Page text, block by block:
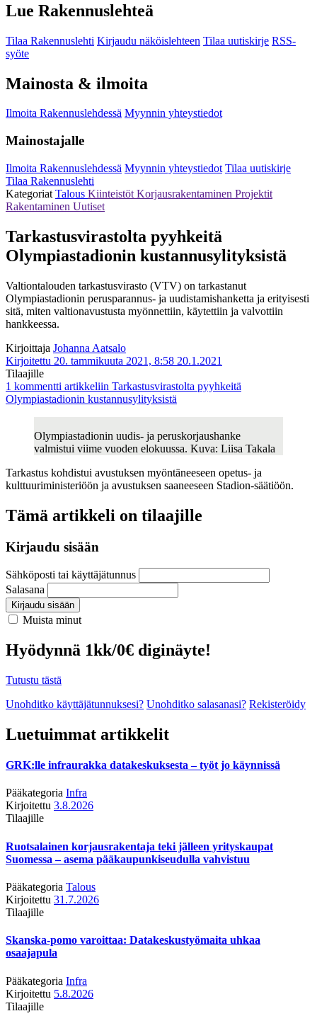
Lue Rakennuslehteä
Tilaa Rakennuslehti Kirjaudu näköislehteen Tilaa uutiskirje RSS-
syöte
Mainosta & ilmoita
Ilmoita Rakennuslehdessä Myynnin yhteystiedot
Mainostajalle
Ilmoita Rakennuslehdessä Myynnin yhteystiedot Tilaa uutiskirje
Tilaa Rakennuslehti
Kategoriat Talous Kiinteistöt Korjausrakentaminen Projektit
Rakentaminen Uutiset
Tarkastusvirastolta pyyhkeitä
Olympiastadionin kustannusylityksistä
Valtiontalouden tarkastusvirasto (VTV) on tarkastanut
Olympiastadionin perusparannus- ja uudistamishanketta ja erityisesti
sitä, miten valtionavustusta myönnettiin, käytettiin ja valvottiin
hankkeessa.
Kirjoittaja Johanna Aatsalo
Kirjoitettu 20. tammikuuta 2021, 8:58 20.1.2021
Tilaajille
1 kommentti artikkeliin Tarkastusvirastolta pyyhkeitä
Olympiastadionin kustannusylityksistä
Olympiastadionin uudis- ja peruskorjaushanke
valmistui viime vuoden elokuussa. Kuva: Liisa Takala
Tarkastus kohdistui avustuksen myöntäneeseen opetus- ja
kulttuuriministeriöön ja avustuksen saaneeseen Stadion-säätiöön.
Tämä artikkeli on tilaajille
Kirjaudu sisään
Sähköposti tai käyttäjätunnus
Salasana
Kirjaudu sisään
Muista minut
Hyödynnä 1kk/0€ diginäyte!
Tutustu tästä
Unohditko käyttäjätunnuksesi? Unohditko salasanasi? Rekisteröidy
Luetuimmat artikkelit
GRK:lle infraurakka datakeskuksesta – työt jo käynnissä
Pääkategoria Infra
Kirjoitettu 3.8.2026
Tilaajille
Ruotsalainen korjausrakentaja teki jälleen yrityskaupat
Suomessa – asema pääkaupunkiseudulla vahvistuu
Pääkategoria Talous
Kirjoitettu 31.7.2026
Tilaajille
Skanska-pomo varoittaa: Datakeskustyömaita uhkaa
osaajapula
Pääkategoria Infra
Kirjoitettu 5.8.2026
Tilaajille